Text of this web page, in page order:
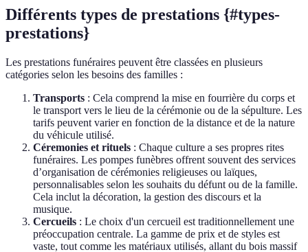
Différents types de prestations {#types-
prestations}
Les prestations funéraires peuvent être classées en plusieurs
catégories selon les besoins des familles :
Transports : Cela comprend la mise en fourrière du corps et
le transport vers le lieu de la cérémonie ou de la sépulture. Les
tarifs peuvent varier en fonction de la distance et de la nature
du véhicule utilisé.
Céremonies et rituels : Chaque culture a ses propres rites
funéraires. Les pompes funèbres offrent souvent des services
d’organisation de cérémonies religieuses ou laïques,
personnalisables selon les souhaits du défunt ou de la famille.
Cela inclut la décoration, la gestion des discours et la
musique.
Cercueils : Le choix d'un cercueil est traditionnellement une
préoccupation centrale. La gamme de prix et de styles est
vaste, tout comme les matériaux utilisés, allant du bois massif